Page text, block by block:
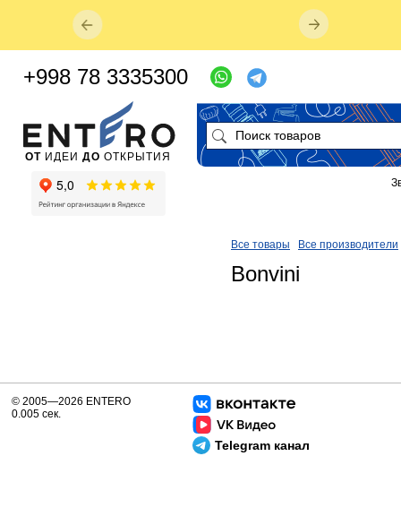
Все товары Все производители
Bonvini
ОТ ИДЕИ ДО ОТКРЫТИЯ
+998 78 3335300
Telegram канал
© 2005—2026 ENTERO
0.005 сек.